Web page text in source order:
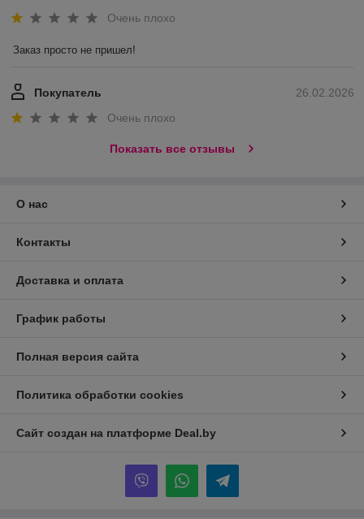
Очень плохо
Заказ просто не пришел!
26.02.2026
Покупатель
Очень плохо
Показать все отзывы
О нас
Контакты
Доставка и оплата
График работы
Полная версия сайта
Политика обработки cookies
Сайт создан на платформе Deal.by